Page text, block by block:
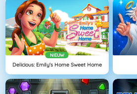
NIEUW
Delicious: Emily's Home Sweet Home